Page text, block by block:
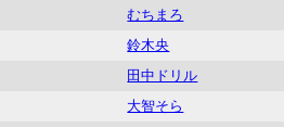
むちまろ
鈴木央
田中ドリル
大智そら